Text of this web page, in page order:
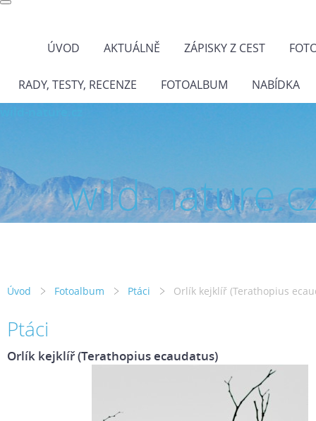
ÚVOD AKTUÁLNĚ ZÁPISKY Z CEST
RADY, TESTY, RECENZE FOTOALBUM NABÍDKA
wild-
Úvod Fotoalbum Ptáci Orlík kejklíř (Terathopius
Ptáci
Orlík kejklíř (Terathopius ecaudatus)